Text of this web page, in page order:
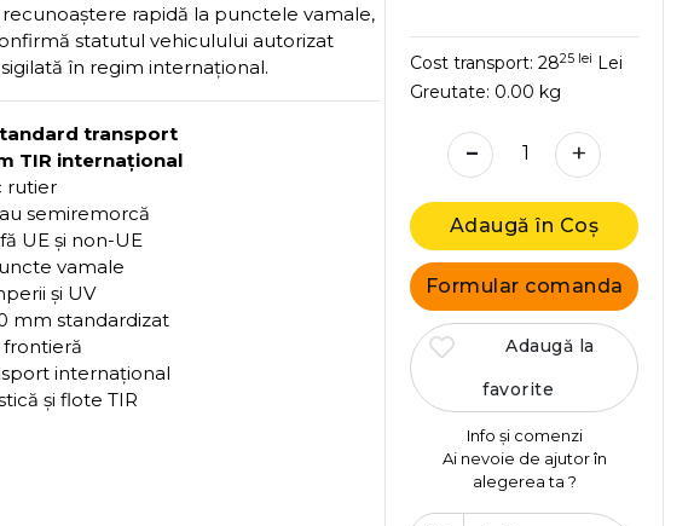
rapidă la punctele vamale,
statutul vehiculului autorizat
în regim internațional.
transport
TIR internațional
rutier
semiremorcă
UE și non-UE
vamale
și UV
mm standardizat
internațional
și flote TIR
Cost transport:2825 lei Lei
Greutate: 0.00 kg
- +
Adaugă în Coș
Formular comanda
Adaugă la
favorite
Info și comenzi
Ai nevoie de ajutor în
alegerea ta ?